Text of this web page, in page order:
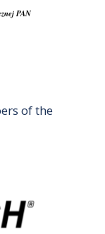
PAN
of the